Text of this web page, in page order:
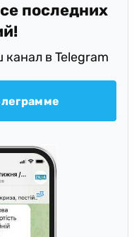
последних
в Telegram